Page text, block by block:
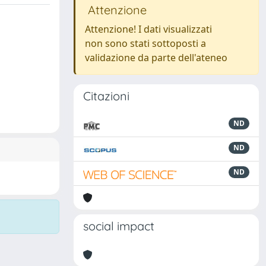
Attenzione
Attenzione! I dati visualizzati
non sono stati sottoposti a
validazione da parte dell'ateneo
Citazioni
ND
ND
ND
social impact